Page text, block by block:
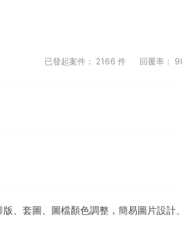
已發起案件： 2166 件 回覆率：
、套圖、圖檔顏色調整，簡易圖片設計